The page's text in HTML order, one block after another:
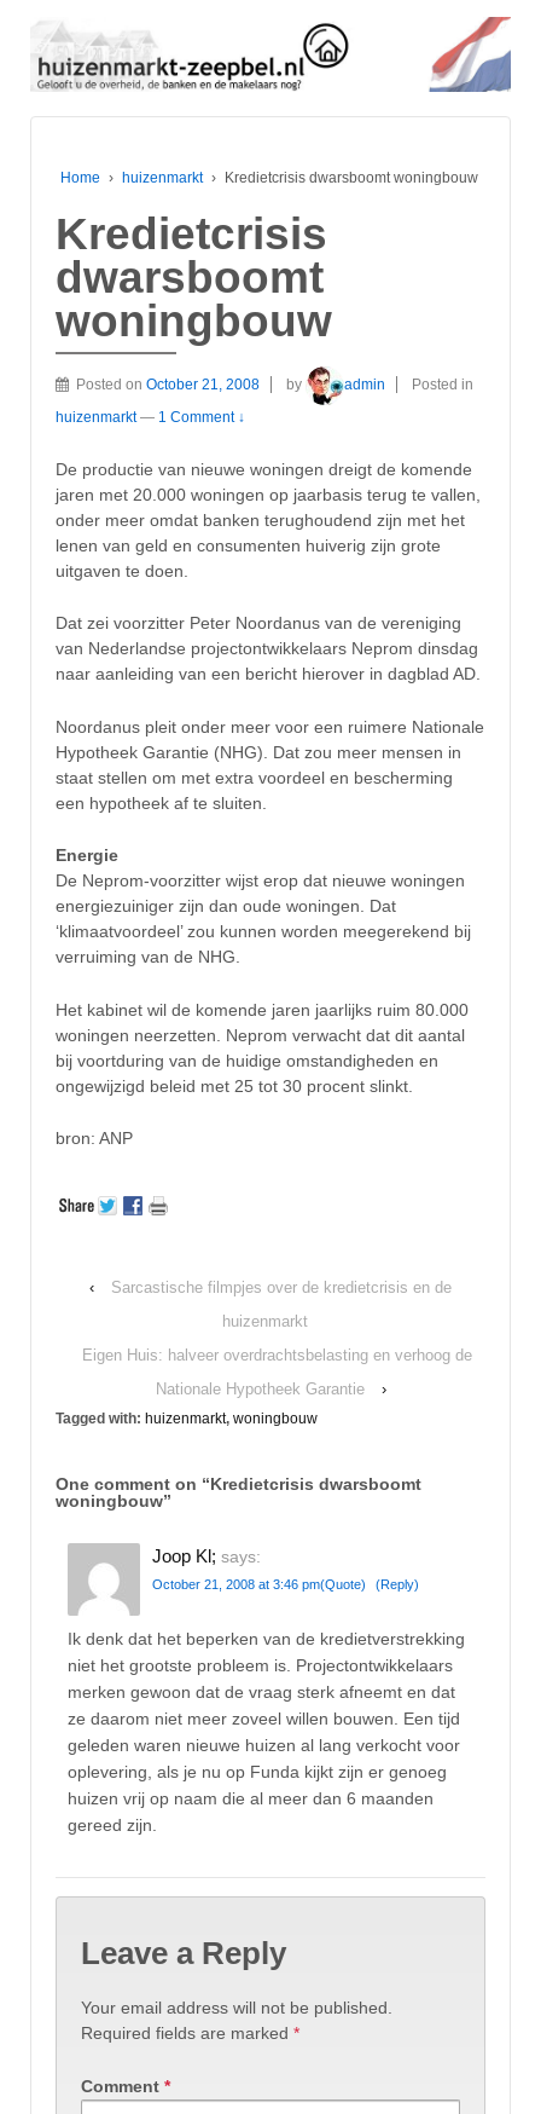
Home › huizenmarkt › Kredietcrisis dwarsboomt woningbouw
Kredietcrisis
dwarsboomt
woningbouw
Posted on October 21, 2008 by admin
Posted in
huizenmarkt — 1 Comment ↓
De productie van nieuwe woningen dreigt de komende
jaren met 20.000 woningen op jaarbasis terug te vallen,
onder meer omdat banken terughoudend zijn met het
lenen van geld en consumenten huiverig zijn grote
uitgaven te doen.
Dat zei voorzitter Peter Noordanus van de vereniging
van Nederlandse projectontwikkelaars Neprom dinsdag
naar aanleiding van een bericht hierover in dagblad AD.
Noordanus pleit onder meer voor een ruimere Nationale
Hypotheek Garantie (NHG). Dat zou meer mensen in
staat stellen om met extra voordeel en bescherming
een hypotheek af te sluiten.
Energie
De Neprom-voorzitter wijst erop dat nieuwe woningen
energiezuiniger zijn dan oude woningen. Dat
‘klimaatvoordeel’ zou kunnen worden meegerekend bij
verruiming van de NHG.
Het kabinet wil de komende jaren jaarlijks ruim 80.000
woningen neerzetten. Neprom verwacht dat dit aantal
bij voortduring van de huidige omstandigheden en
ongewijzigd beleid met 25 tot 30 procent slinkt.
bron: ANP
‹
Sarcastische filmpjes over de kredietcrisis en de
huizenmarkt
Eigen Huis: halveer overdrachtsbelasting en verhoog de
Nationale Hypotheek Garantie
›
Tagged with: huizenmarkt, woningbouw
One comment on “Kredietcrisis dwarsboomt
woningbouw”
Joop Kl; says:
October 21, 2008 at 3:46 pm(Quote) (Reply)
Ik denk dat het beperken van de kredietverstrekking
niet het grootste probleem is. Projectontwikkelaars
merken gewoon dat de vraag sterk afneemt en dat
ze daarom niet meer zoveel willen bouwen. Een tijd
geleden waren nieuwe huizen al lang verkocht voor
oplevering, als je nu op Funda kijkt zijn er genoeg
huizen vrij op naam die al meer dan 6 maanden
gereed zijn.
Leave a Reply
Your email address will not be published.
Required fields are marked *
Comment *